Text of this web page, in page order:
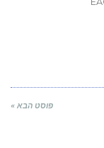
פוסט הבא »